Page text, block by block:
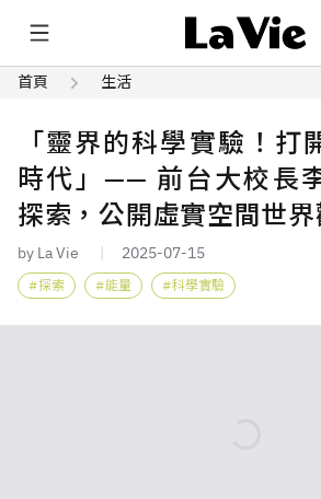
首頁 生活
「靈界的科學實驗！打
時代」—— 前台大校長
探索，公開虛實空間世界
by La Vie 2025-07-15
探索 能量 科學實驗